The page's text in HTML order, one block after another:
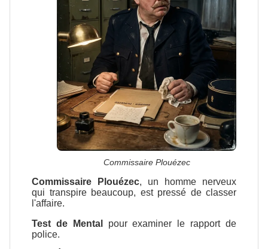
Commissaire Plouézec
Commissaire Plouézec, un homme nerveux
qui transpire beaucoup, est pressé de classer
l'affaire.
Test de Mental
pour examiner le rapport de
police.